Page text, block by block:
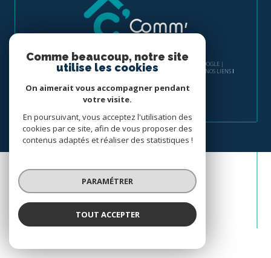
© 2026 | TOUS DROITS RÉSERVÉS | TRADUCTION POWERED BY GOOGLE |
NOS HONORAIRES
PLAN DU SITE MENTIONS LÉGALES
NOS LIENS
Comme beaucoup, notre site
utilise les cookies
On aimerait vous accompagner pendant
votre visite.
En poursuivant, vous acceptez l'utilisation des
cookies par ce site, afin de vous proposer des
contenus adaptés et réaliser des statistiques !
PARAMÉTRER
TOUT ACCEPTER